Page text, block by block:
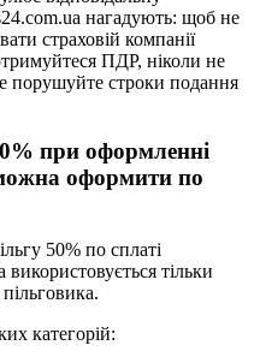
нагадують: щоб не
страховій компанії
ПДР, ніколи не
порушуйте строки подання
при оформленні
оформити по
50% по сплаті
тільки
категорій: